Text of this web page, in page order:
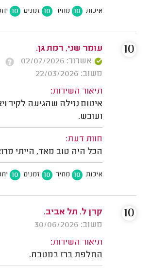
איכות 10 מחיר 10 זמנים 10
עומר שני, רמת גן.
אשרור: 02/07/2026
משוב: 22/03/2026
תיאור השירות:
איטום נזילה שהגיעה לקיר
ועובש.
חוות דעת:
הכל היה טוב מאד, הייתי
איכות 10 מחיר 10 זמנים 10
10
קרן ל. תל אביב.
משוב: 30/06/2026
תיאור השירות:
החלפת ברז במטבח.
10